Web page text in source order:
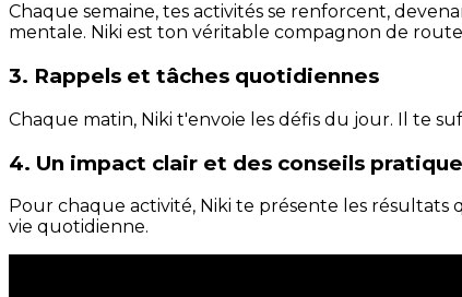
Chaque semaine, tes activités se renforcent,
mentale. Niki est ton véritable compagnon de
3. Rappels et tâches quotidiennes
Chaque matin, Niki t'envoie les défis du jour. Il te
4. Un impact clair et des conseils
Pour chaque activité, Niki te présente les
vie quotidienne.